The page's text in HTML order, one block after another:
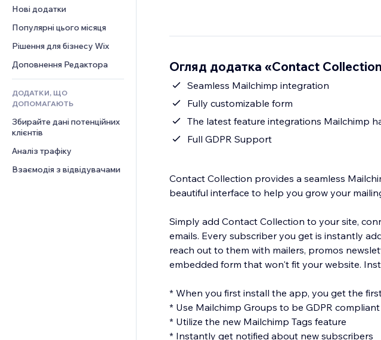
Дропшипінг
Тарифні плани й підписки
Краудфандинг
Їжа та напої
PDF
Обмін файлами
Новини
Ефекти зображення
Кнопки та меню
Банери та бейджі
Калькулятори
Пошук
Погода
Графіки й таблиці
Чат
Коментарі
Телефон
Спільнота
Відгуки
CRM
Нові додатки
Популярні цього місяця
Рішення для бізнесу Wix
Доповнення Редактора
ДОДАТКИ, ЩО
ДОПОМАГАЮТЬ
Збирайте дані потенційних
клієнтів
Аналіз трафіку
Взаємодія з відвідувачами
Огляд додатка «Contact
Seamless Mailchimp integration
Fully customizable form
The latest feature integrations Mailchimp
Full GDPR Support
Contact Collection provides a seamless
beautiful interface to help you grow your
Simply add Contact Collection to your site,
emails. Every subscriber you get is instantly
reach out to them with mailers, promos
embedded form that won't fit your website.
* When you first install the app, you get the
* Use Mailchimp Groups to be GDPR compliant
* Utilize the new Mailchimp Tags feature
* Instantly get notified about new subscribers